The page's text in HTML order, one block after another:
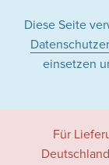
Diese Seite
einsetzen
Für